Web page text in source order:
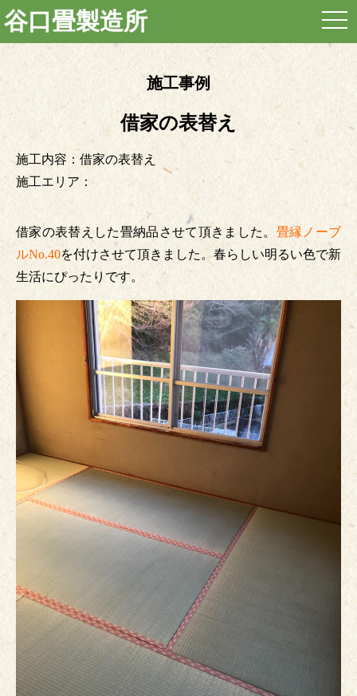
谷口畳製造所
施工事例
借家の表替え
施工内容：借家の表替え
施工エリア：
借家の表替えした畳納品させて頂きました。 畳縁ノーブ
ルNo.40を付けさせて頂きました。春らしい明るい色で新
生活にぴったりです。